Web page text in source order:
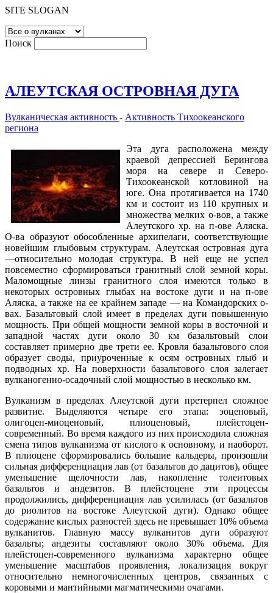
SITE SLOGAN
Поиск
АЛЕУТСКАЯ ОСТРОВНАЯ ДУГА
Вулканическая активность - Активность Тихоокеанского
региона
Эта дуга расположена между
краевой депрессией Берингова
моря на севере и Северо-
Тихоокеанской котловиной на
юге. Она протягивается на 1740
км и состоит из 110 крупных и
множества мелких о-вов, а также
Алеутского хр. на п-ове Аляска.
О-ва образуют обособленные архипелаги, соответствующие
новейшим глыбовым структурам. Алеутская островная дуга
—относительно молодая структура. В ней еще не успел
повсеместно сформироваться гранитный слой земной коры.
Маломощные линзы гранитного слоя имеются только в
некоторых островных глыбах на востоке дуги и на п-ове
Аляска, а также на ее крайнем западе — на Командорских о-
вах. Базальтовый слой имеет в пределах дуги повышенную
мощность. При общей мощности земной коры в восточной и
западной частях дуги около 30 км базальтовый слои
составляет примерно две трети ее. Кровля базальтового слоя
образует своды, приуроченные к осям островных глыб и
подводных хр. На поверхности базальтового слоя залегает
вулканогенно-осадочный слой мощностью в несколько км.
Вулканизм в пределах Алеутской дуги претерпел сложное
развитие. Выделяются четыре его этапа: эоценовый,
олигоцен-миоценовый, плиоценовый, плейстоцен-
современный. Во время каждого из них происходила сложная
смена типов вулканизма от кислого к основному, и наоборот.
В плиоцене сформировались большие кальдеры, произошли
сильная дифференциация лав (от базальтов до дацитов), общее
уменьшение щелочности лав, накопление толеитовых
базальтов и андезитов. В плейстоцене эти процессы
продолжились, дифференциация лав усилилась (от базальтов
до риолитов на востоке Алеутской дуги). Однако общее
содержание кислых разностей здесь не превышает 10% объема
вулканитов. Главную массу вулканитов дуги образуют
базальты; андезиты составляют около 30% объема. Для
плейстоцен-современного вулканизма характерно общее
уменьшение масштабов проявления, локализация вокруг
относительно немногочисленных центров, связанных с
коровыми и мантийными магматическими очагами.